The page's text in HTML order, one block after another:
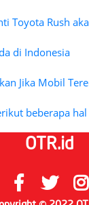
Toyota Rush
di Indonesia
Jika Mobil
beberapa
OTR.id